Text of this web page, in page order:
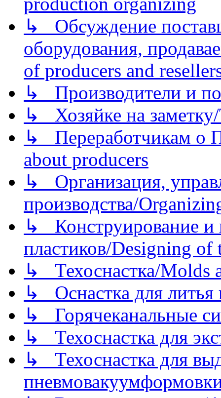
↳ Обсуждение
оборудования,
of producers and
↳ Производители и
↳ Хозяйке на
↳ Переработчикам о
about producers
↳ Организация,
производства/
↳ Конструирование и
пластиков/Designing of
↳ Техоснастка/Molds
↳ Оснастка для литья
↳ Горячеканальные
↳ Техоснастка для
↳ Техоснастка для